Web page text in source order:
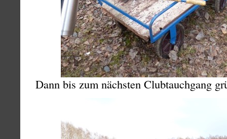
Dann bis zum nächsten Clubtauchgang